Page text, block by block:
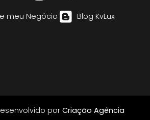
meu Negócio Blog KvLux
porCriação Agência